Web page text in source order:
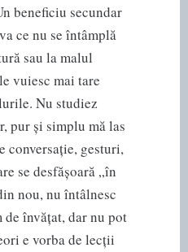
beneficiu secundar
ce nu se întâmplă
sau la malul
vuiesc mai tare
Nu studiez
pur și simplu mă las
conversație, gesturi,
se desfășoară „în
nou, nu întâlnesc
învățat, dar nu pot
e vorba de lecții